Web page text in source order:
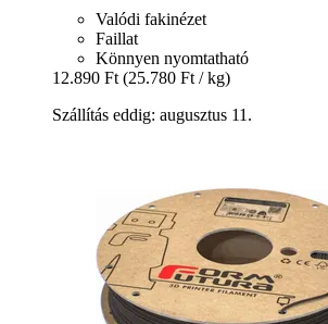
Valódi fakinézet
Faillat
Könnyen nyomtatható
12.890 Ft (25.780 Ft / kg)
Szállítás eddig: augusztus 11.